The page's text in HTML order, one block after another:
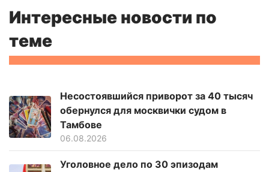
Интересные новости по
теме
Несостоявшийся приворот за 40 тысяч
обернулся для москвички судом в
Тамбове
06.08.2026
Уголовное дело по 30 эпизодам